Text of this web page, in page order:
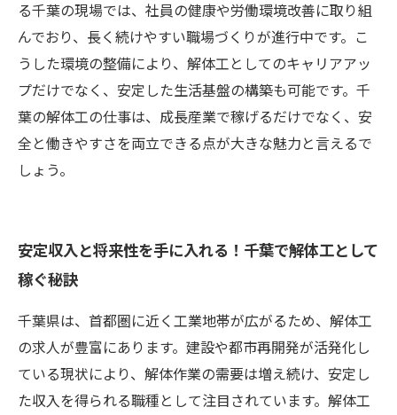
る千葉の現場では、社員の健康や労働環境改善に取り組
んでおり、長く続けやすい職場づくりが進行中です。こ
うした環境の整備により、解体工としてのキャリアアッ
プだけでなく、安定した生活基盤の構築も可能です。千
葉の解体工の仕事は、成長産業で稼げるだけでなく、安
全と働きやすさを両立できる点が大きな魅力と言えるで
しょう。
安定収入と将来性を手に入れる！千葉で解体工として
稼ぐ秘訣
千葉県は、首都圏に近く工業地帯が広がるため、解体工
の求人が豊富にあります。建設や都市再開発が活発化し
ている現状により、解体作業の需要は増え続け、安定し
た収入を得られる職種として注目されています。解体工